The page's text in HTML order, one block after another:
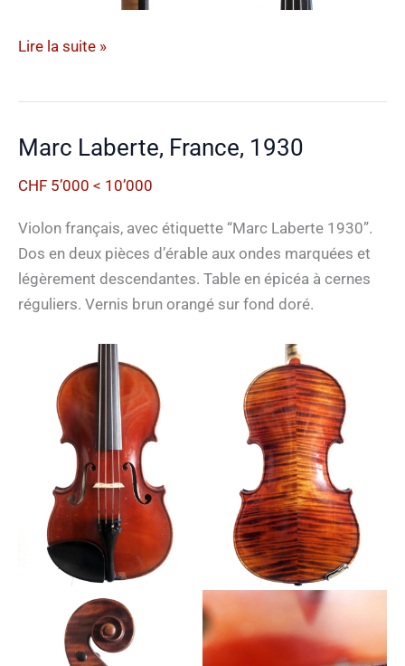
W.
Suisse,
Lire la suite »
Marc Laberte, France, 1930
CHF 5’000 < 10’000
Violon français, avec étiquette “Marc Laberte 1930”.
Dos en deux pièces d’érable aux ondes marquées et
légèrement descendantes. Table en épicéa à cernes
réguliers. Vernis brun orangé sur fond doré.